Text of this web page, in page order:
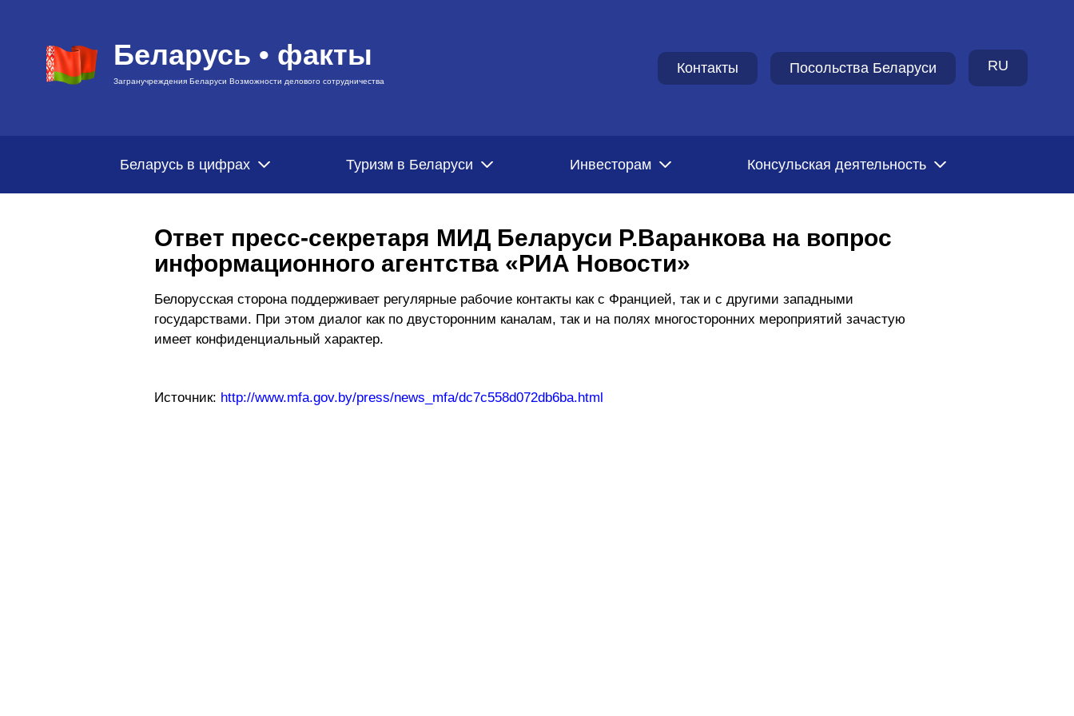
Беларусь • факты
Загранучреждения Беларуси Возможности делового сотрудничества
Контакты Посольства Беларуси RU
Беларусь в цифрах Туризм в Беларуси Инвесторам Консульская деятельность
Ответ пресс-секретаря МИД Беларуси Р.Варанкова на вопрос
информационного агентства «РИА Новости»
Белорусская сторона поддерживает регулярные рабочие контакты как с Францией, так и с другими западными
государствами. При этом диалог как по двусторонним каналам, так и на полях многосторонних мероприятий зачастую
имеет конфиденциальный характер.
Источник: http://www.mfa.gov.by/press/news_mfa/dc7c558d072db6ba.html